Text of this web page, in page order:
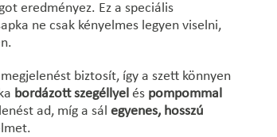
eredményez. Ez a speciális
ne csak kényelmes legyen viselni,
biztosít, így a szett könnyen
bordázott szegéllyel és pompommal
ad, míg a sál egyenes, hosszú